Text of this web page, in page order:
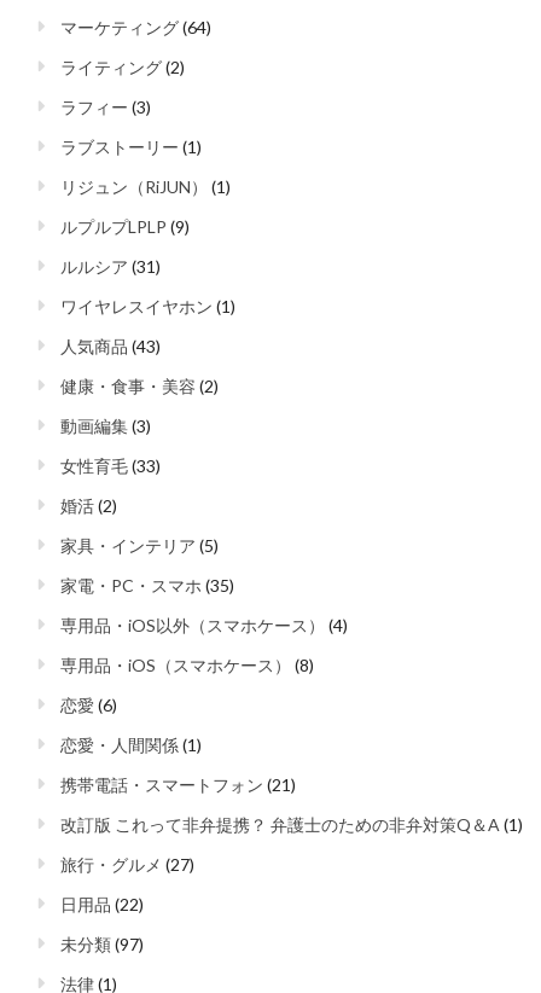
マーケティング(64)
ライティング(2)
ラフィー (3)
ラブストーリー (1)
リジュン（RiJUN）
(1)
ルプルプLPLP (9)
ルルシア (31)
ワイヤレスイヤホン (1)
人気商品 (43)
健康・食事・美容 (2)
動画編集(3)
女性育毛(33)
婚活(2)
家具・インテリア (5)
家電・PC・スマホ (35)
専用品・iOS以外（スマホケース）
(4)
専用品・iOS（スマホケース）
(8)
恋愛 (6)
恋愛・人間関係(1)
携帯電話・スマートフォン (21)
改訂版 これって非弁提携？ 弁護士のための非弁対策Q＆A(1)
旅行・グルメ (27)
日用品 (22)
未分類(97)
法律(1)